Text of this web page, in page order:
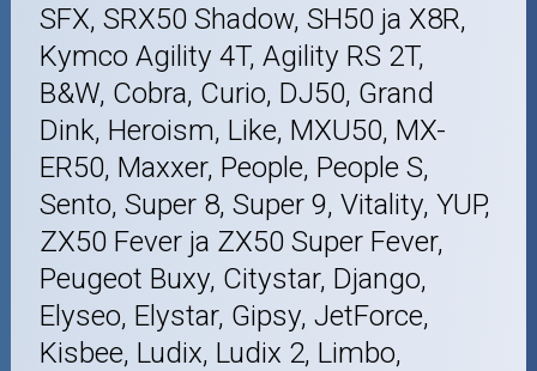
SFX, SRX50 Shadow, SH50 ja X8R,
Kymco Agility 4T, Agility RS 2T,
B&W, Cobra, Curio, DJ50, Grand
Dink, Heroism, Like, MXU50, MX-
ER50, Maxxer, People, People S,
Sento, Super 8, Super 9, Vitality, YUP,
ZX50 Fever ja ZX50 Super Fever,
Peugeot Buxy, Citystar, Django,
Elyseo, Elystar, Gipsy, JetForce,
Kisbee, Ludix, Ludix 2, Limbo,